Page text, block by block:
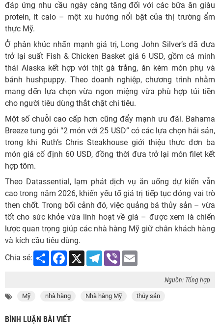
đáp ứng nhu cầu ngày càng tăng đối với các bữa ăn giàu
protein, ít calo – một xu hướng nổi bật của thị trường ẩm
thực Mỹ.
Ở phân khúc nhấn mạnh giá trị, Long John Silver’s đã đưa
trở lại suất Fish & Chicken Basket giá 6 USD, gồm cá minh
thái Alaska kết hợp với thịt gà trắng, ăn kèm món phụ và
bánh hushpuppy. Theo doanh nghiệp, chương trình nhằm
mang đến lựa chọn vừa ngon miệng vừa phù hợp túi tiền
cho người tiêu dùng thắt chặt chi tiêu.
Một số chuỗi cao cấp hơn cũng đẩy mạnh ưu đãi. Bahama
Breeze tung gói “2 món với 25 USD” có các lựa chọn hải sản,
trong khi Ruth’s Chris Steakhouse giới thiệu thực đơn ba
món giá cố định 60 USD, đồng thời đưa trở lại món filet kết
hợp tôm.
Theo Datassential, lạm phát dịch vụ ăn uống dự kiến vẫn
cao trong năm 2026, khiến yếu tố giá trị tiếp tục đóng vai trò
then chốt. Trong bối cảnh đó, việc quảng bá thủy sản – vừa
tốt cho sức khỏe vừa linh hoạt về giá – được xem là chiến
lược quan trọng giúp các nhà hàng Mỹ giữ chân khách hàng
và kích cầu tiêu dùng.
Chia sẻ:
Share Facebook
X Telegram
Viber
Nguồn: Tổng hợp
Mỹ nhà hàng Nhà hàng Mỹ thủy sản
BÌNH LUẬN BÀI VIẾT